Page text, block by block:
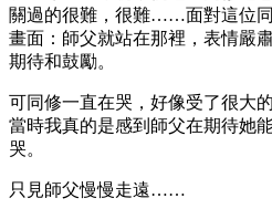
關過的很難，很難……面對這位
畫面：師父就站在那裡，表情嚴
期待和鼓勵。
可同修一直在哭，好像受了很大
當時我真的是感到師父在期待她
哭。
只見師父慢慢走遠……